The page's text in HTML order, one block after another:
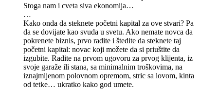
Stoga nam i cveta siva ekonomija…
…
Kako onda da steknete početni kapital za ove stvari? Pa
da se dovijate kao svuda u svetu. Ako nemate novca da
pokrenete biznis, prvo radite i štedite da steknete taj
početni kapital: novac koji možete da si priuštite da
izgubite. Radite na prvom ugovoru za prvog klijenta, iz
svoje garaže ili stana, sa minimalnim troškovima, na
iznajmljenom polovnom opremom, stric sa lovom, kinta
od tetke… ukratko kako god umete.